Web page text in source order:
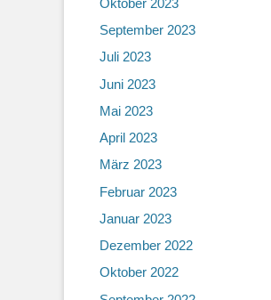
September 2023
Juli 2023
Juni 2023
Mai 2023
April 2023
März 2023
Februar 2023
Januar 2023
Dezember 2022
Oktober 2022